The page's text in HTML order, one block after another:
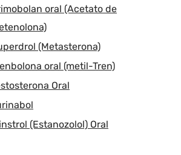
oral (Acetato de
(Metasterona)
oral (metil-Tren)
Oral
(Estanozolol) Oral